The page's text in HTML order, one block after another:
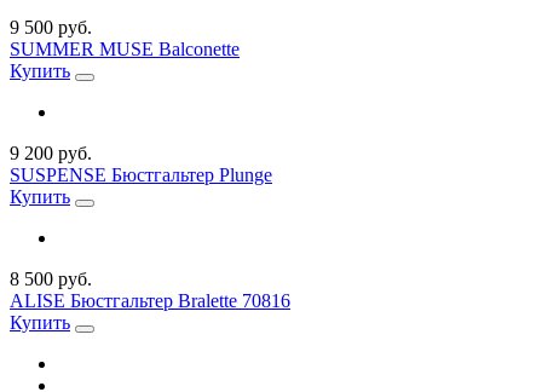
9 500 руб.
SUMMER MUSE Balconette
Купить
9 200 руб.
SUSPENSE Бюстгальтер Plunge
Купить
8 500 руб.
ALISE Бюстгальтер Bralette 70816
Купить